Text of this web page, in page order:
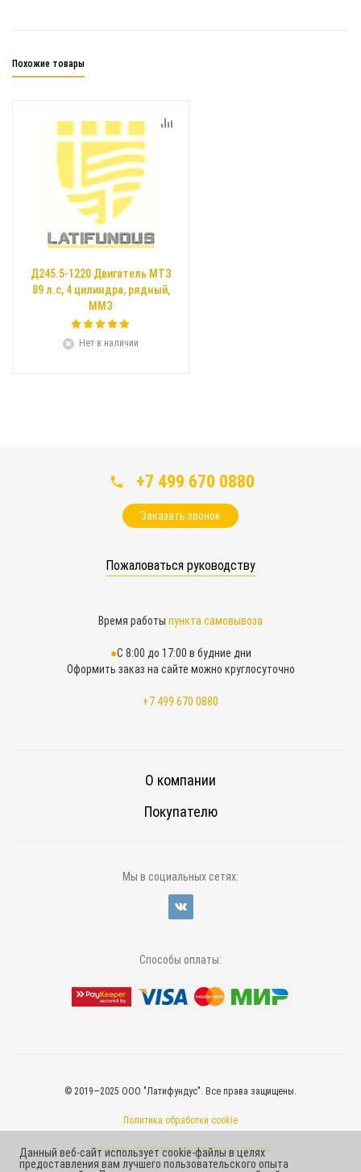
Похожие товары
Д245.5-1220 Двигатель МТЗ
89 л.с, 4 цилиндра, рядный,
ММЗ
Нет в наличии
+7 499 670 0880
Заказать звонок
Пожаловаться руководству
Время работы пункта самовывоза
С 8:00 до 17:00 в будние дни
Оформить заказ на сайте можно круглосуточно
+7 499 670 0880
О компании
Покупателю
Мы в социальных сетях:
Способы оплаты:
© 2019—2025 ООО "Латифундус". Все права защищены.
Политика обработки cookie
Политика обработки персональных данных
Данный веб-сайт использует cookie-файлы в целях
предоставления вам лучшего пользовательского опыта